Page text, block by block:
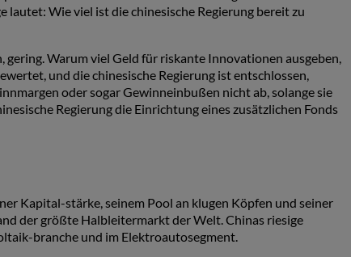
Wie viel ist die chinesische Regierung bereit zu
Warum viel Geld für riskante Innovationen ausgeben,
und die chinesische Regierung ist entschlossen,
oder sogar Gewinneinbußen nicht ab, solange sie
Regierung die Einrichtung eines zusätzlichen Fonds
Kapital-stärke, seinem Pool an klugen Köpfen und seiner
der größte Halbleitermarkt der Welt. Chinas riesige
branche und im Elektroautosegment.